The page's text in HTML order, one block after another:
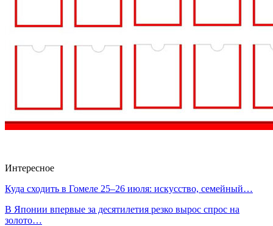
Интересное
Куда сходить в Гомеле 25–26 июля: искусство, семейный…
В Японии впервые за десятилетия резко вырос спрос на
золото…